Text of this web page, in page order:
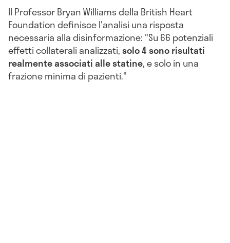
Il Professor Bryan Williams della British Heart
Foundation definisce l'analisi una risposta
necessaria alla disinformazione: "Su 66 potenziali
effetti collaterali analizzati,solo 4 sono risultati
realmente associati alle statine, e solo in una
frazione minima di pazienti."